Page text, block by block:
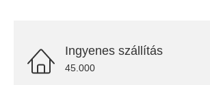
Ingyenes szállítás
45.000